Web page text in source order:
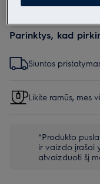
Parinktys, kad
Siuntos
Likite ramūs, mes
*Produkto
ir vaizdo įrašai
atvaizduoti šį